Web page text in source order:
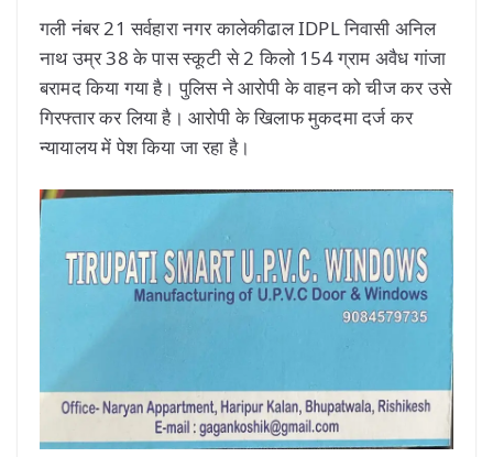
गली नंबर 21 सर्वहारा नगर कालेकीढाल IDPL निवासी अनिल
नाथ उम्र 38 के पास स्कूटी से 2 किलो 154 ग्राम अवैध गांजा
बरामद किया गया है। पुलिस ने आरोपी के वाहन को चीज कर उसे
गिरफ्तार कर लिया है। आरोपी के खिलाफ मुकदमा दर्ज कर
न्यायालय में पेश किया जा रहा है।